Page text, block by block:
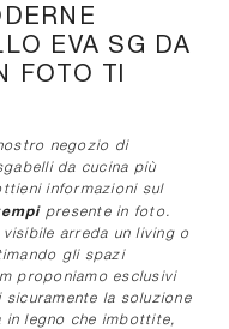
EVA SG DA
FOTO TI
negozio di
da cucina più
informazioni sul
presente in foto.
arreda un living o
gli spazi
proponiamo esclusivi
la soluzione
in legno che imbottite,